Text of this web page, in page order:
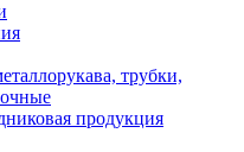
трубки,
продукция